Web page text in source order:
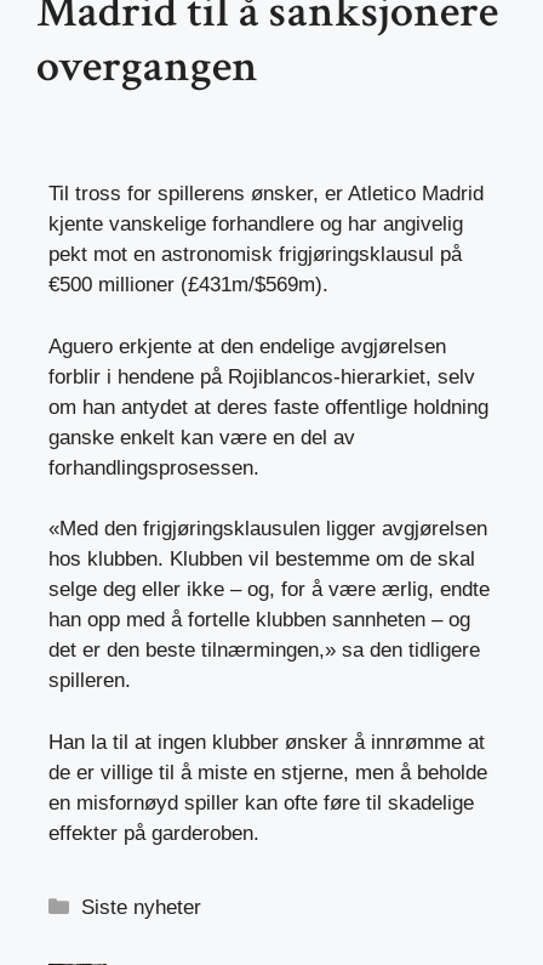
overgangen
Til tross for spillerens ønsker, er Atletico Madrid
kjente vanskelige forhandlere og har angivelig
pekt mot en astronomisk frigjøringsklausul på
€500 millioner (£431m/$569m).
Aguero erkjente at den endelige avgjørelsen
forblir i hendene på Rojiblancos-hierarkiet, selv
om han antydet at deres faste offentlige holdning
ganske enkelt kan være en del av
forhandlingsprosessen.
«Med den frigjøringsklausulen ligger avgjørelsen
hos klubben. Klubben vil bestemme om de skal
selge deg eller ikke – og, for å være ærlig, endte
han opp med å fortelle klubben sannheten – og
det er den beste tilnærmingen,» sa den tidligere
spilleren.
Han la til at ingen klubber ønsker å innrømme at
de er villige til å miste en stjerne, men å beholde
en misfornøyd spiller kan ofte føre til skadelige
effekter på garderoben.
Kategorier
Siste nyheter